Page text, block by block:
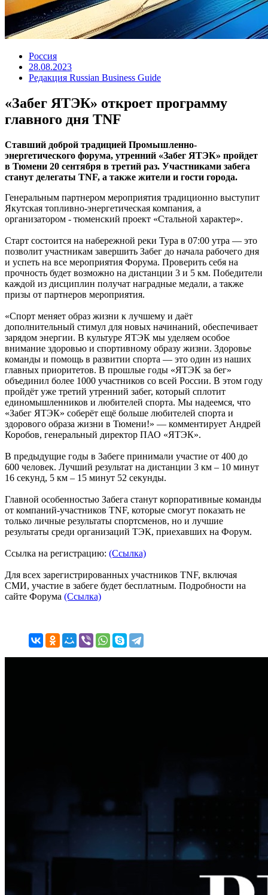
Россия
28.08.2023
Редакция Russian Business Guide
«Забег ЯТЭК» откроет программу
главного дня TNF
Ставший доброй традицией Промышленно-
энергетического форума, утренний «Забег ЯТЭК» пройдет
в Тюмени 20 сентября в третий раз. Участниками забега
станут делегаты TNF, а также жители и гости города.
Генеральным партнером мероприятия традиционно выступит
Якутская топливно-энергетическая компания, а
организатором - тюменский проект «Стальной характер».
Старт состоится на набережной реки Тура в 07:00 утра — это
позволит участникам завершить Забег до начала рабочего дня
и успеть на все мероприятия Форума. Проверить себя на
прочность будет возможно на дистанции 3 и 5 км. Победители
каждой из дисциплин получат наградные медали, а также
призы от партнеров мероприятия.
«Спорт меняет образ жизни к лучшему и даёт
дополнительный стимул для новых начинаний, обеспечивает
зарядом энергии. В культуре ЯТЭК мы уделяем особое
внимание здоровью и спортивному образу жизни. Здоровье
команды и помощь в развитии спорта — это один из наших
главных приоритетов. В прошлые годы «ЯТЭК за бег»
объединил более 1000 участников со всей России. В этом году
пройдёт уже третий утренний забег, который сплотит
единомышленников и любителей спорта. Мы надеемся, что
«Забег ЯТЭК» соберёт ещё больше любителей спорта и
здорового образа жизни в Тюмени!» — комментирует Андрей
Коробов, генеральный директор ПАО «ЯТЭК».
В предыдущие годы в Забеге принимали участие от 400 до
600 человек. Лучший результат на дистанции 3 км – 10 минут
16 секунд, 5 км – 15 минут 52 секунды.
Главной особенностью Забега станут корпоративные команды
от компаний-участников TNF, которые смогут показать не
только личные результаты спортсменов, но и лучшие
результаты среди организаций ТЭК, приехавших на Форум.
Ссылка на регистрацию: (Ссылка)
Для всех зарегистрированных участников TNF, включая
СМИ, участие в забеге будет бесплатным. Подробности на
сайте Форума (Ссылка)